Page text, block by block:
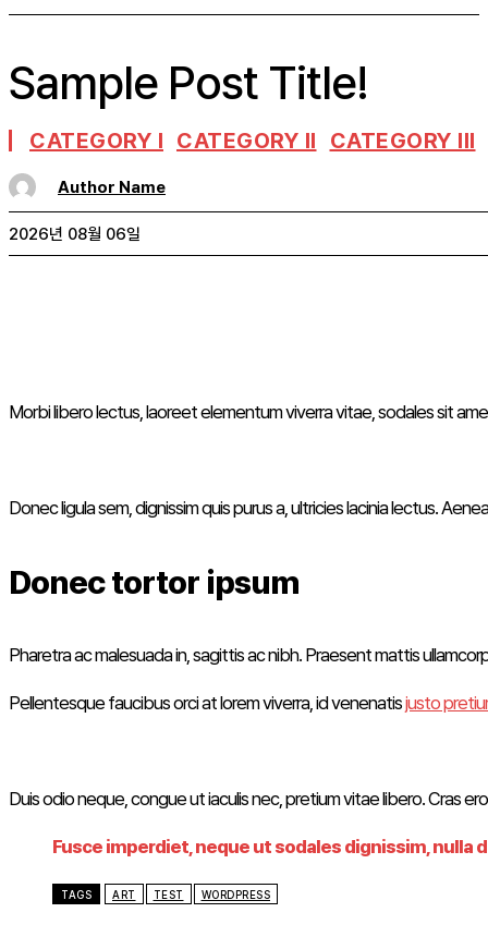
Sample Post Title!
CATEGORY I CATEGORY II CATEGORY III
Author Name
2026년 08월 06일
Morbi libero lectus, laoreet elementum viverra vitae, sodales sit
Donec ligula sem, dignissim quis purus a, ultricies lacinia lectus.
Donec tortor ipsum
Pharetra ac malesuada in, sagittis ac nibh. Praesent mattis
Pellentesque faucibus orci at lorem viverra, id venenatisjusto
Duis odio neque, congue ut iaculis nec, pretium vitae libero. Cras
Fusce imperdiet, neque ut sodales dignissim, nulla
TAGS ART TEST WORDPRESS